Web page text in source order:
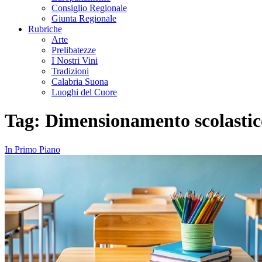
Consiglio Regionale
Giunta Regionale
Rubriche
Arte
Prelibatezze
I Nostri Vini
Tradizioni
Calabria Suona
Luoghi del Cuore
Tag: Dimensionamento
In Primo Piano